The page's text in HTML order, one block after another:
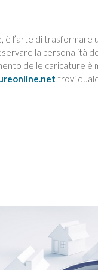
è l’arte di
la personalità
delle caricature
trovi